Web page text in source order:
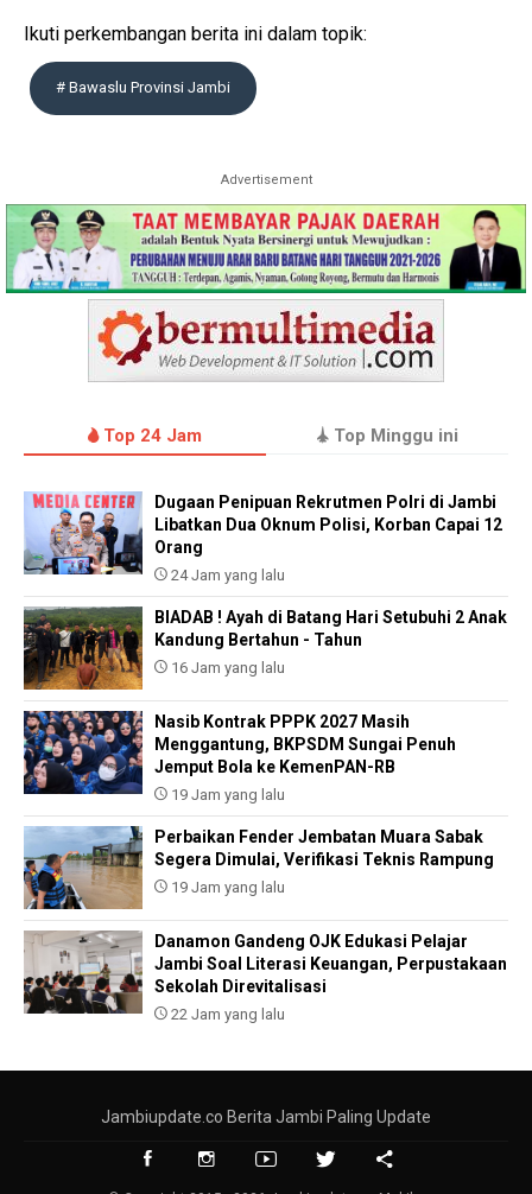
Ikuti perkembangan berita ini dalam topik:
# Bawaslu Provinsi Jambi
Advertisement
Top 24 Jam Top Minggu ini
Dugaan Penipuan Rekrutmen Polri di Jambi
Libatkan Dua Oknum Polisi, Korban Capai 12
Orang
24 Jam yang lalu
BIADAB ! Ayah di Batang Hari Setubuhi 2 Anak
Kandung Bertahun - Tahun
16 Jam yang lalu
Nasib Kontrak PPPK 2027 Masih
Menggantung, BKPSDM Sungai Penuh
Jemput Bola ke KemenPAN-RB
19 Jam yang lalu
Perbaikan Fender Jembatan Muara Sabak
Segera Dimulai, Verifikasi Teknis Rampung
19 Jam yang lalu
Danamon Gandeng OJK Edukasi Pelajar
Jambi Soal Literasi Keuangan, Perpustakaan
Sekolah Direvitalisasi
22 Jam yang lalu
Jambiupdate.co Berita Jambi Paling Update